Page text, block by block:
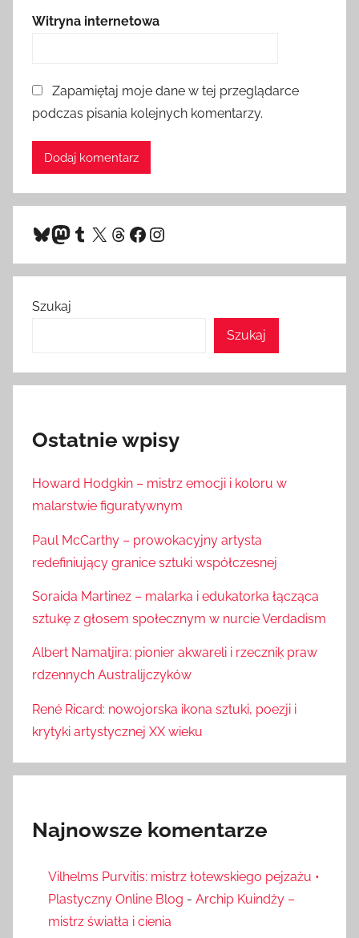
Witryna internetowa
Zapamiętaj moje dane w tej przeglądarce
podczas pisania kolejnych komentarzy.
Bluesky
Mastodon
Tumblr
X Threads
Facebook
Instagram
Szukaj
Szukaj
Ostatnie wpisy
Howard Hodgkin – mistrz emocji i koloru w
malarstwie figuratywnym
Paul McCarthy – prowokacyjny artysta
redefiniujący granice sztuki współczesnej
Soraida Martinez – malarka i edukatorka łącząca
sztukę z głosem społecznym w nurcie Verdadism
Albert Namatjira: pionier akwareli i rzeczniķ praw
rdzennych Australijczyków
René Ricard: nowojorska ikona sztuki, poezji i
krytyki artystycznej XX wieku
Najnowsze komentarze
Vilhelms Purvitis: mistrz łotewskiego pejzażu •
Plastyczny Online Blog - Archip Kuindży –
mistrz światła i cienia